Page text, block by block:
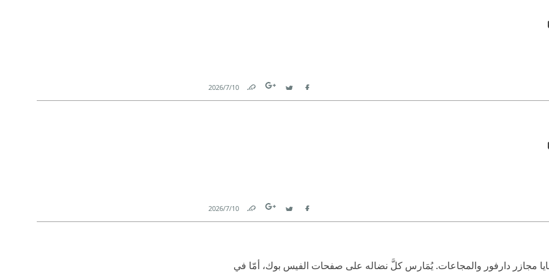
Facebook
Twitter
Link
10‏/7‏/2026
Facebook
Twitter
Link
10‏/7‏/2026
مجازر دارفور والمجاعات. يُمَارس كلَّ نضاله على صفحات الفيس بوك، أمّا في